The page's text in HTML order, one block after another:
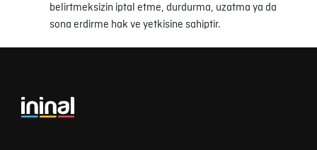
belirtmeksizin iptal etme, durdurma, uzatma ya da
sona erdirme hak ve yetkisine sahiptir.